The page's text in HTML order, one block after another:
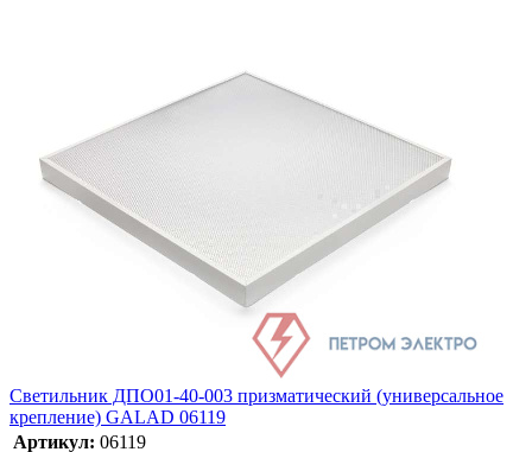
Светильник ДПО01-40-003 призматический (универсальное
крепление) GALAD 06119
Артикул: 06119